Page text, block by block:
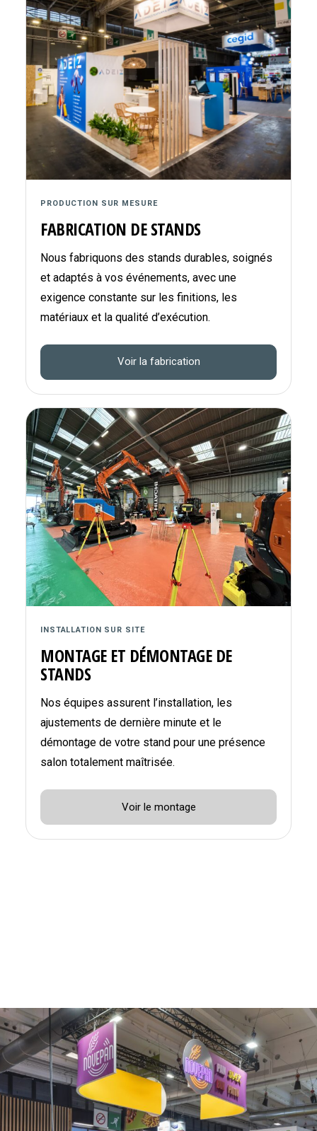
PRODUCTION SUR MESURE
FABRICATION DE STANDS
Nous fabriquons des stands durables, soignés
et adaptés à vos événements, avec une
exigence constante sur les finitions, les
matériaux et la qualité d’exécution.
Voir la fabrication
INSTALLATION SUR SITE
MONTAGE ET DÉMONTAGE DE
STANDS
Nos équipes assurent l’installation, les
ajustements de dernière minute et le
démontage de votre stand pour une présence
salon totalement maîtrisée.
Voir le montage